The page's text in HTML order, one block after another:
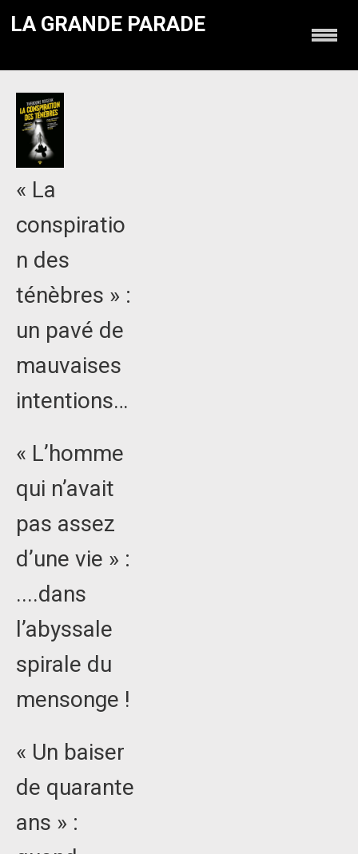
LA GRANDE PARADE
« La
conspiratio
n des
ténèbres » :
un pavé de
mauvaises
intentions…
« L’homme
qui n’avait
pas assez
d’une vie » :
....dans
l’abyssale
spirale du
mensonge !
« Un baiser
de quarante
ans » :